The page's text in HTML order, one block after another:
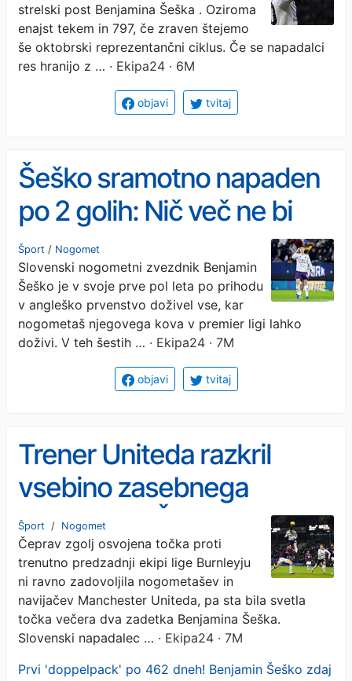
strelski post Benjamina Šeška . Oziroma
enajst tekem in 797, če zraven štejemo
še oktobrski reprezentančni ciklus. Če se napadalci
res hranijo z … · Ekipa24 · 6M
objavi tvitaj
Šeško sramotno napaden
po 2 golih: Nič več ne bi
smel obleči dresa Uniteda
Šport / Nogomet
Slovenski nogometni zvezdnik Benjamin
Šeško je v svoje prve pol leta po prihodu
v angleško prvenstvo doživel vse, kar
nogometaš njegovega kova v premier ligi lahko
doživi. V teh šestih … · Ekipa24 · 7M
objavi tvitaj
Trener Uniteda razkril
vsebino zasebnega
pogovora s Šeškom -
besede so vrh
Šport / Nogomet
Čeprav zgolj osvojena točka proti
trenutno predzadnji ekipi lige Burnleyju
ni ravno zadovoljila nogometašev in
navijačev Manchester Uniteda, pa sta bila svetla
točka večera dva zadetka Benjamina Šeška.
Slovenski napadalec … · Ekipa24 · 7M
Prvi 'doppelpack' po 462 dneh! Benjamin Šeško zdaj